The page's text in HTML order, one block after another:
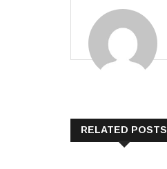
RELATED POSTS